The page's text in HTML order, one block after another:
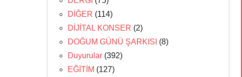
DİĞER (114)
DİJİTAL KONSER (2)
DOĞUM GÜNÜ ŞARKISI (8)
Duyurular (392)
EĞİTİM (127)